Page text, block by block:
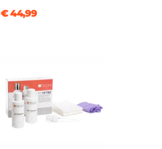
€ 44,99